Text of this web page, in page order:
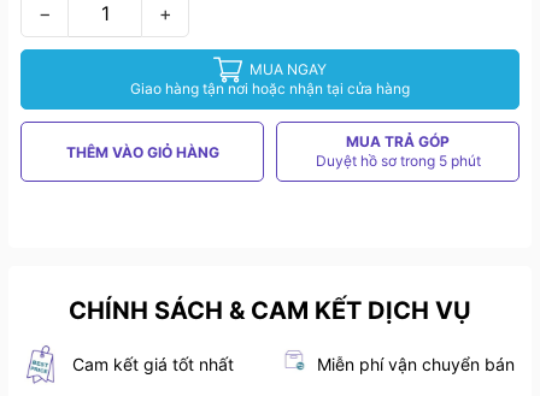
− +
MUA NGAY
Giao hàng tận nơi hoặc nhận tại cửa hàng
THÊM VÀO GIỎ HÀNG
MUA TRẢ GÓP
Duyệt hồ sơ trong 5 phút
CHÍNH SÁCH & CAM KẾT DỊCH VỤ
Cam kết giá tốt nhất Miễn phí vận chuyển bán